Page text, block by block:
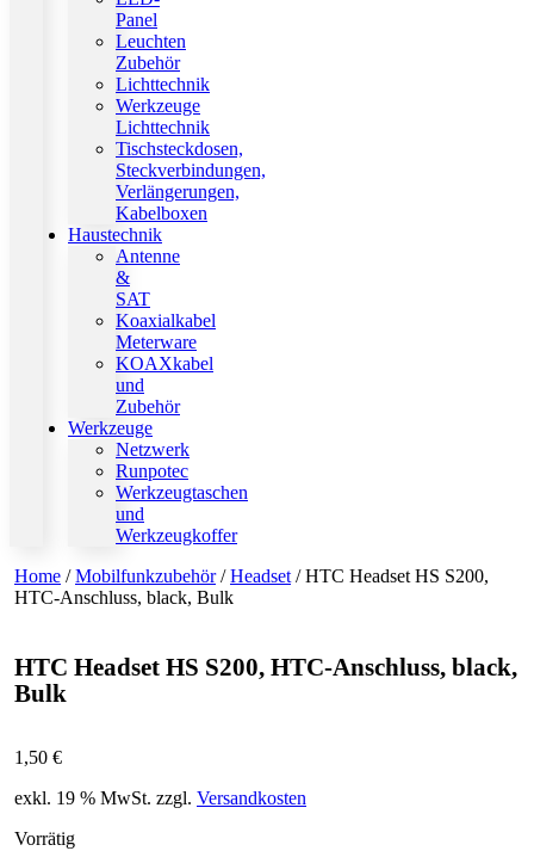
Panel
Leuchten
Zubehör
Lichttechnik
Werkzeuge
Lichttechnik
Tischsteckdosen,
Steckverbindungen,
Verlängerungen,
Kabelboxen
Haustechnik
Antenne
&
SAT
Koaxialkabel
Meterware
KOAXkabel
und
Zubehör
Werkzeuge
Netzwerk
Runpotec
Werkzeugtaschen
und
Werkzeugkoffer
Home /Mobilfunkzubehör/Headset / HTC Headset HS S200,
HTC-Anschluss, black, Bulk
HTC Headset HS S200, HTC-Anschluss, black,
Bulk
1,50 €
exkl. 19 % MwSt. zzgl. Versandkosten
Vorrätig